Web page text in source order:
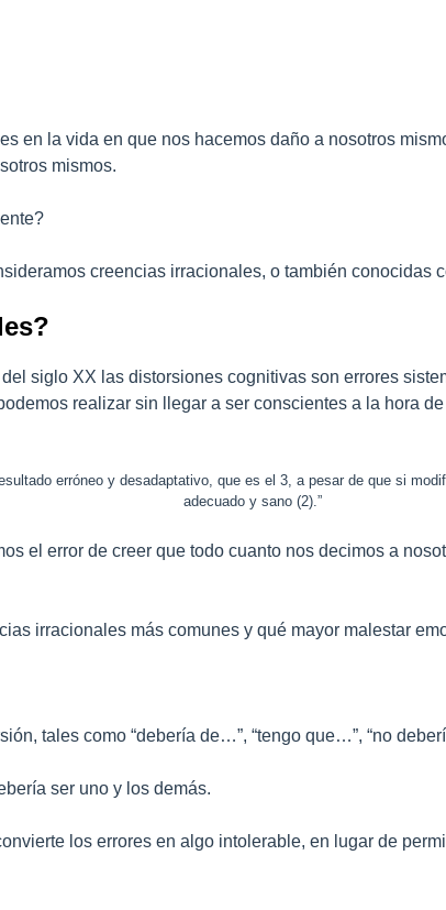
en la vida en que nos hacemos daño a nosotros
mismos.
creencias irracionales, o también conocidas
siglo XX las distorsiones cognitivas son errores
realizar sin llegar a ser conscientes a la hora
erróneo y desadaptativo, que es el 3, a pesar de que si
adecuado y sano (2).”
el error de creer que todo cuanto nos decimos a
irracionales más comunes y qué mayor malestar
tales como “debería de…”, “tengo que…”, “no
ser uno y los demás.
los errores en algo intolerable, en lugar de